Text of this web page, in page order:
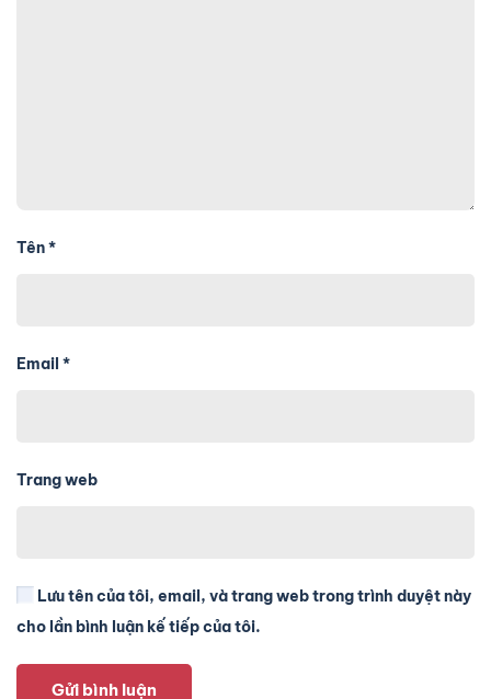
Tên*
Email *
Trang web
Lưu tên của tôi, email, và trang web trong trình duyệt này
cho lần bình luận kế tiếp của tôi.
Gửi bình luận